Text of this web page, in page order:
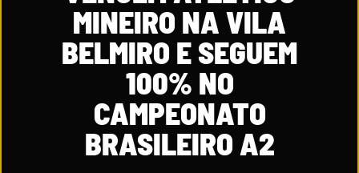
MINEIRO NA VILA
BELMIRO E SEGUEM
100% NO
CAMPEONATO
BRASILEIRO A2